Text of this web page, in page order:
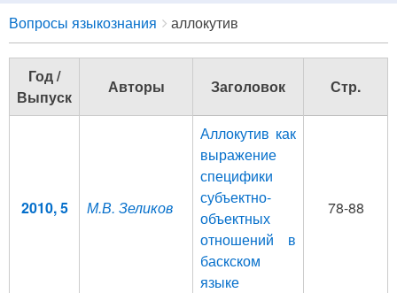
Breadcrumbs
You
are
here:
Вопросы языкознания аллокутив
Год /
Выпуск
Авторы Заголовок Стр.
2010, 5 М.В. Зеликов
Аллокутив как
выражение
специфики
субъектно-
объектных
отношений в
баскском
языке
78-88